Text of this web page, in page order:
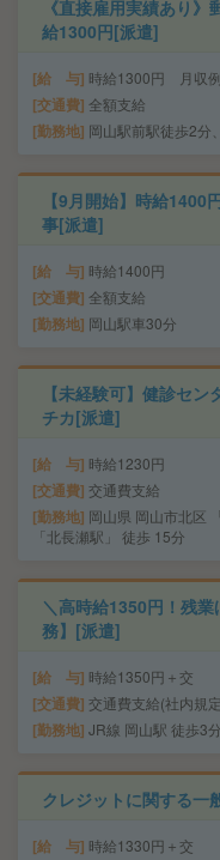
《直接雇用実績あり
給1300円[派遣]
給 与 時給1300円 月収
交通費 全額支給
勤務地 岡山駅前駅徒歩2分
【9月開始】時給
事[派遣]
給 与 時給1400円
交通費 全額支給
勤務地 岡山駅車30分
【未経験可】健診セ
チカ[派遣]
給 与 時給1230円
交通費 交通費支給
勤務地 岡山県 岡山市北区
「北長瀬駅」 徒歩 15分
＼高時給1350円！残
務】[派遣]
給 与 時給1350円＋交
交通費 交通費支給(社内規
勤務地 JR線 岡山駅 徒歩3分
クレジットに関する一
給 与 時給1330円＋交